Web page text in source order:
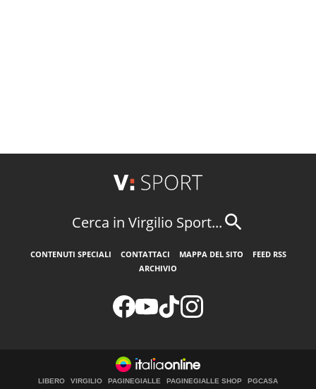
Cerca in Virgilio Sport...
CONTENUTI SPECIALI CONTATTACI MAPPA DEL SITO
FEED RSS
ARCHIVIO
LIBERO VIRGILIO PAGINEGIALLE PAGINEGIALLE SHOP PGCASA